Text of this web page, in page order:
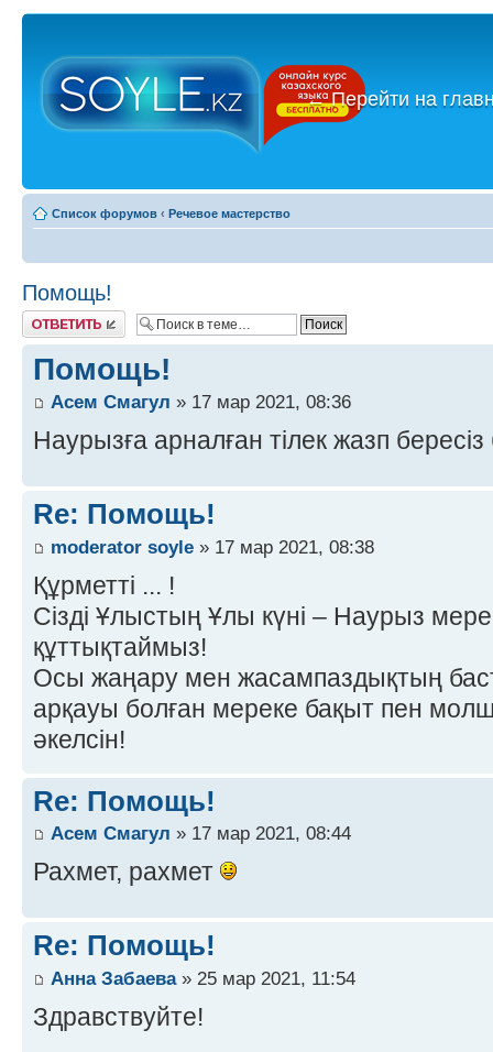
←Перейти на
Список форумов ‹ Речевое мастерство
Помощь!
Ответить
Помощь!
Асем Смагул » 17 мар 2021, 08:36
Наурызға арналған тілек жазп
Re: Помощь!
moderator soyle » 17 мар 2021, 08:38
Құрметті ... !
Сізді Ұлыстың Ұлы күні – Наурыз
құттықтаймыз!
Осы жаңару мен жасампаздықтың
арқауы болған мереке бақыт пен
әкелсін!
Re: Помощь!
Асем Смагул » 17 мар 2021, 08:44
Рахмет, рахмет
Re: Помощь!
Анна Забаева» 25 мар 2021, 11:54
Здравствуйте!